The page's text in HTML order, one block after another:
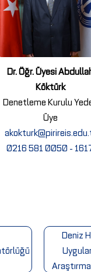
Dr. Öğr. Üyesi
Köktürk
Denetleme Kurulu
Üye
0216 581 0050 -
Deniz